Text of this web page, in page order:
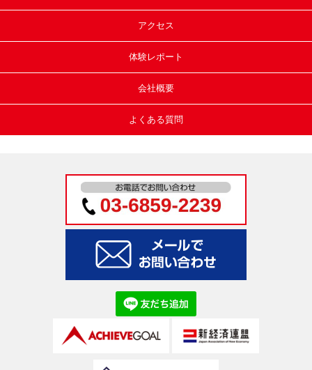
アクセス
体験レポート
会社概要
よくある質問